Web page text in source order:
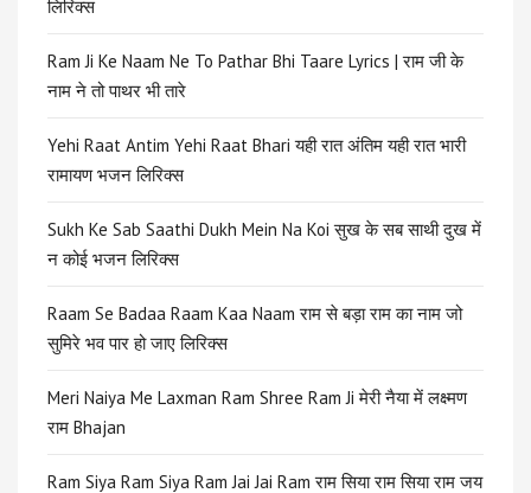
लिरिक्स
Ram Ji Ke Naam Ne To Pathar Bhi Taare Lyrics | राम जी के
नाम ने तो पाथर भी तारे
Yehi Raat Antim Yehi Raat Bhari यही रात अंतिम यही रात भारी
रामायण भजन लिरिक्स
Sukh Ke Sab Saathi Dukh Mein Na Koi सुख के सब साथी दुख में
न कोई भजन लिरिक्स
Raam Se Badaa Raam Kaa Naam राम से बड़ा राम का नाम जो
सुमिरे भव पार हो जाए लिरिक्स
Meri Naiya Me Laxman Ram Shree Ram Ji मेरी नैया में लक्ष्मण
राम Bhajan
Ram Siya Ram Siya Ram Jai Jai Ram राम सिया राम सिया राम जय